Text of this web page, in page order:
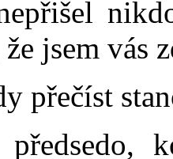
jsem vás
přečíst
předsedo,